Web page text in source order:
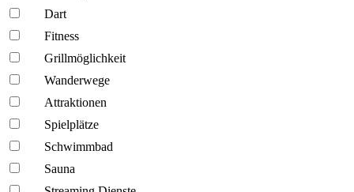
Dart
Fitness
Grillmöglich­keit
Wanderwege
Attraktionen
Spielplätze
Schwimmbad
Sauna